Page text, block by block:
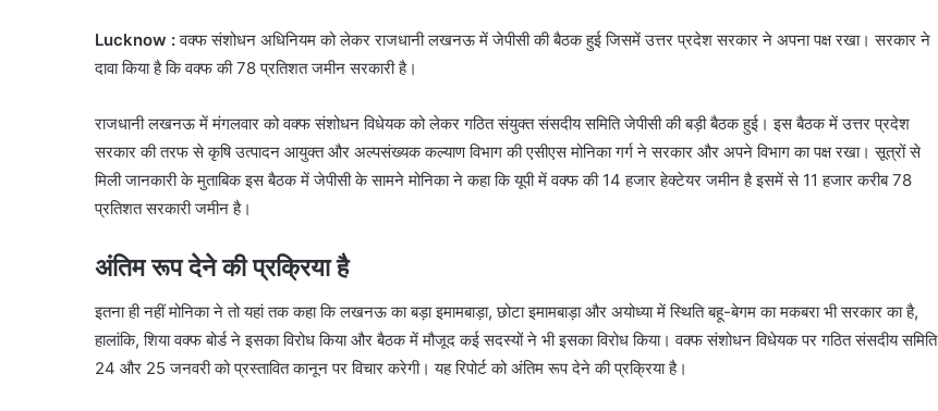
Lucknow :वक्फ संशोधन अधिनियम को लेकर राजधानी लखनऊ में जेपीसी की बैठक हुई जिसमें उत्तर प्रदेश सरकार ने अपना पक्ष रखा। सरकार ने
दावा किया है कि वक्फ की 78 प्रतिशत जमीन सरकारी है।
राजधानी लखनऊ में मंगलवार को वक्फ संशोधन विधेयक को लेकर गठित संयुक्त संसदीय समिति जेपीसी की बड़ी बैठक हुई। इस बैठक में उत्तर प्रदेश
सरकार की तरफ से कृषि उत्पादन आयुक्त और अल्पसंख्यक कल्याण विभाग की एसीएस मोनिका गर्ग ने सरकार और अपने विभाग का पक्ष रखा। सूत्रों से
मिली जानकारी के मुताबिक इस बैठक में जेपीसी के सामने मोनिका ने कहा कि यूपी में वक्फ की 14 हजार हेक्टेयर जमीन है इसमें से 11 हजार करीब 78
प्रतिशत सरकारी जमीन है।
अंतिम रूप देने की प्रक्रिया है
इतना ही नहीं मोनिका ने तो यहां तक कहा कि लखनऊ का बड़ा इमामबाड़ा, छोटा इमामबाड़ा और अयोध्या में स्थिति बहू-बेगम का मकबरा भी सरकार का है,
हालांकि, शिया वक्फ बोर्ड ने इसका विरोध किया और बैठक में मौजूद कई सदस्यों ने भी इसका विरोध किया। वक्फ संशोधन विधेयक पर गठित संसदीय समिति
24 और 25 जनवरी को प्रस्तावित कानून पर विचार करेगी। यह रिपोर्ट को अंतिम रूप देने की प्रक्रिया है।